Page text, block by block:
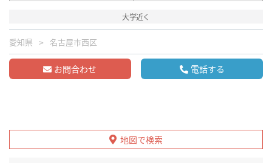
大学近く
愛知県 名古屋市西区
お問合わせ 電話する
地図で検索